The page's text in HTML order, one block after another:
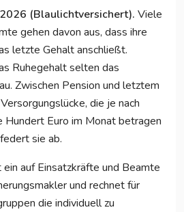
(Blaulichtversichert). Viele
gehen davon aus, dass ihre
letzte Gehalt anschließt.
Ruhegehalt selten das
Zwischen Pension und letztem
die je nach
Hundert Euro im Monat betragen
sie ab.
ein auf Einsatzkräfte und Beamte
und rechnet für
die individuell zu